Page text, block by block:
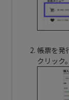
帳票を発
クリック。